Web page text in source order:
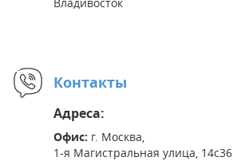
Контакты
Адреса:
Офис: г. Москва,
1-я Магистральная улица, 14с36